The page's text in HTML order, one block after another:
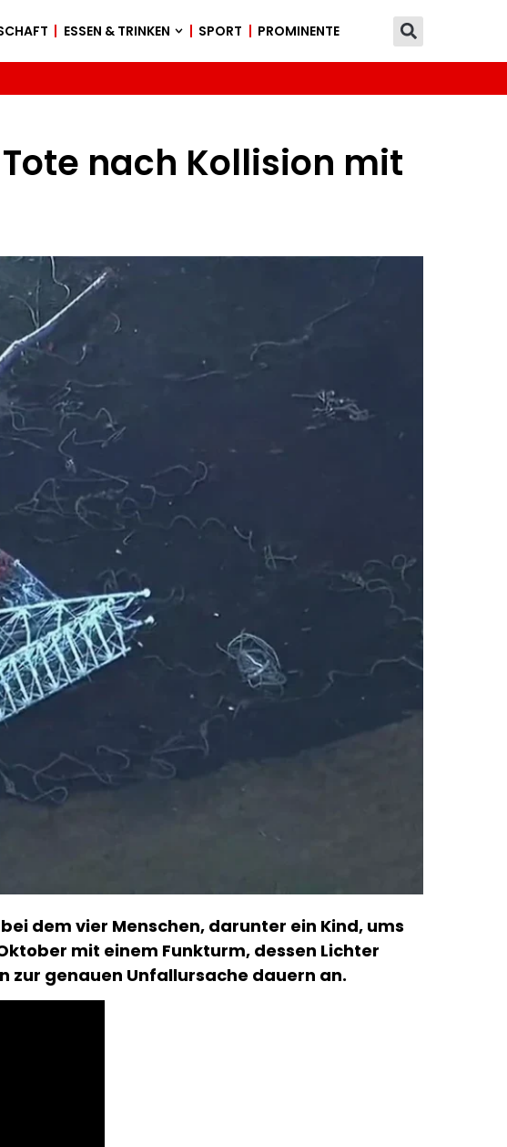
ESSEN & TRINKEN SPORT PROMINENTE
nach Kollision mit
dem vier Menschen, darunter ein Kind, ums
mit einem Funkturm, dessen Lichter
zur genauen Unfallursache dauern an.